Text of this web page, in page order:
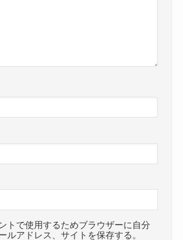
トで使用するためブラウザーに自分
ルアドレス、サイトを保存する。